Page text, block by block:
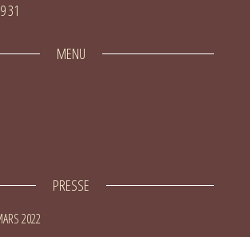
31
MENU
PRESSE
2022